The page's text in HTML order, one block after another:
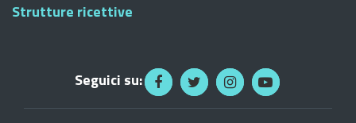
Strutture ricettive
Seguici su: